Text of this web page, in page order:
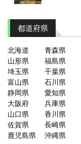
都道府県
北海道 青森県
山形県
福島県
埼玉県
千葉県
富山県
石川県
静岡県
愛知県
大阪府
兵庫県
山口県
香川県
佐賀県
長崎県
鹿児島県
沖縄県